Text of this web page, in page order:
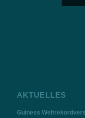
AKTUELLES
Guiness